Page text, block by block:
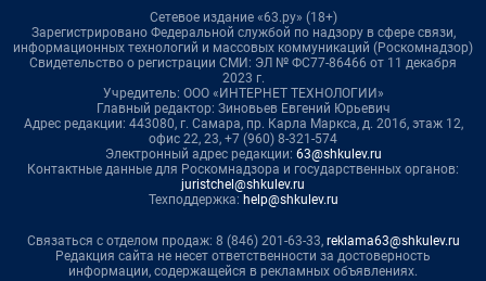
Сетевое издание «63.ру» (18+)
Зарегистрировано Федеральной службой по надзору в сфере связи,
информационных технологий и массовых коммуникаций (Роскомнадзор)
Свидетельство о регистрации СМИ: ЭЛ № ФС77-86466 от 11 декабря
2023 г.
Учредитель: ООО «ИНТЕРНЕТ ТЕХНОЛОГИИ»
Главный редактор: Зиновьев Евгений Юрьевич
Адрес редакции: 443080, г. Самара, пр. Карла Маркса, д. 201б, этаж 12,
офис 22, 23, +7 (960) 8-321-574
Электронный адрес редакции: 63@shkulev.ru
Контактные данные для Роскомнадзора и государственных органов:
juristchel@shkulev.ru
Техподдержка: help@shkulev.ru
Связаться с отделом продаж: 8 (846) 201-63-33, reklama63@shkulev.ru
Редакция сайта не несет ответственности за достоверность
информации, содержащейся в рекламных объявлениях.